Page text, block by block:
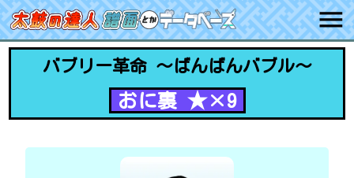
バブリー革命 ～ばんばんバブル～
おに裏 ★×9